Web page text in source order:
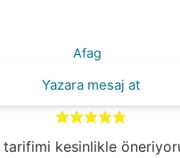
Afag
Yazara mesaj at
tarifimi kesinlikle